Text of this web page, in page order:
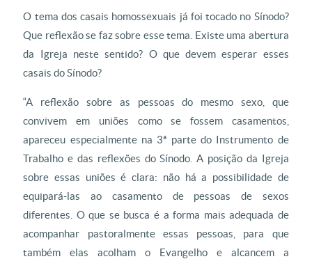
O tema dos casais homossexuais já foi tocado no Sínodo?
Que reflexão se faz sobre esse tema. Existe uma abertura
da Igreja neste sentido? O que devem esperar esses
casais do Sínodo?
“A reflexão sobre as pessoas do mesmo sexo, que
convivem em uniões como se fossem casamentos,
apareceu especialmente na 3ª parte do Instrumento de
Trabalho e das reflexões do Sínodo. A posição da Igreja
sobre essas uniões é clara: não há a possibilidade de
equipará-las ao casamento de pessoas de sexos
diferentes. O que se busca é a forma mais adequada de
acompanhar pastoralmente essas pessoas, para que
também elas acolham o Evangelho e alcancem a